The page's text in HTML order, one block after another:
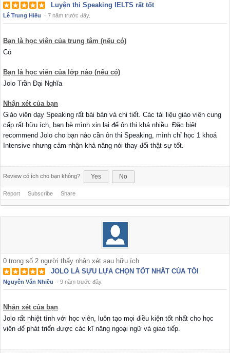
Luyện thi Speaking IELTS rất tốt
Lê Trung Hiếu · 7 năm trước đây.
Bạn là học viên của trung tâm (nếu có)
Có
Bạn là học viên của lớp nào (nếu có)
Jolo Trần Đại Nghĩa
Nhận xét của bạn
Giáo viên dạy Speaking rất bài bản và chi tiết. Các tài liệu giáo viên cung
cấp rất hữu ích, bạn bè mình xin lại để ôn thi khá nhiều. Đặc biệt
recommend Jolo cho bạn nào cần ôn thi Speaking, mình chỉ học 1 khoá
Intensive nhưng cảm nhận khả năng nói thay đổi thật sự tốt.
Review có ích cho bạn không? Yes No
Report Subscribe Share
0 trong số 2 người thấy nhận xét sau hữu ích
JOLO LÀ SỰU LỰA CHỌN TỐT NHẤT CỦA TÔI
Nguyễn Văn Nhiều · 9 năm trước đây.
Nhận xét của bạn
Jolo rất nhiệt tình với học viên, luôn tạo mọi điều kiện tốt nhất cho học
viên để phát triển được các kĩ năng ngoại ngữ và giao tiếp.